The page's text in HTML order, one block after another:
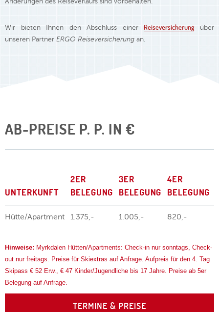
Änderungen des Reiseverlaufs sind vorbehalten.
Wir bieten Ihnen den Abschluss einer Reiseversicherungüber
unseren Partner ERGO Reiseversicherung an.
AB-PREISE P. P. IN €
UNTERKUNFT
2ER
BELEGUNG
3ER
BELEGUNG
4ER
BELEGUNG
Hütte/Apartment 1.375,- 1.005,- 820,-
Hinweise: Myrkdalen Hütten/Apartments: Check-in nur sonntags, Check-
out nur freitags. Preise für Skiextras auf Anfrage. Aufpreis für den 4. Tag
Skipass € 52 Erw., € 47 Kinder/Jugendliche bis 17 Jahre. Preise ab 5er
Belegung auf Anfrage.
TERMINE & PREISE